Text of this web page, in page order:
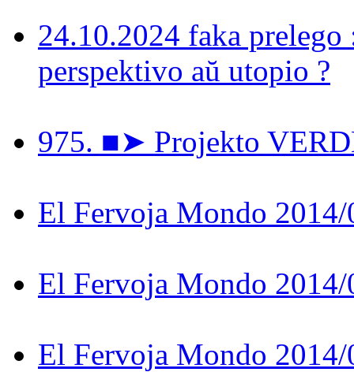
24.10.2024 faka
perspektivo aŭ utopio ?
975. ■➤ Projekto
El Fervoja Mondo 2014/
El Fervoja Mondo 2014/
El Fervoja Mondo 2014/